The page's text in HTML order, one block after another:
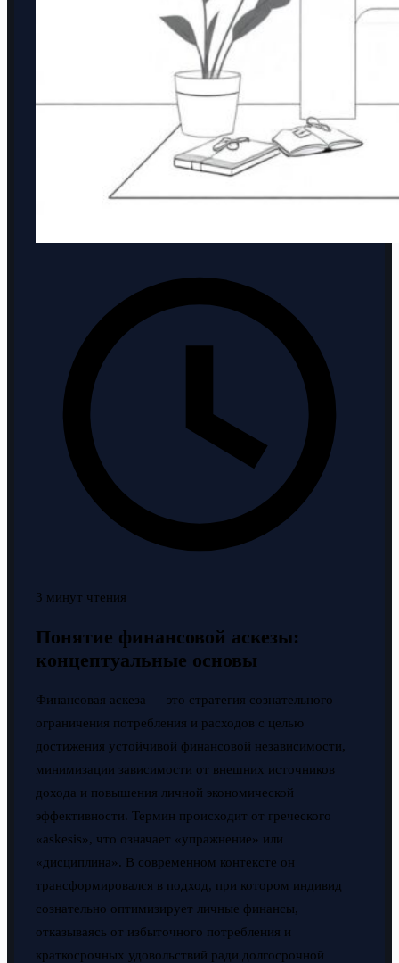
3 минут чтения
Понятие финансовой аскезы:
концептуальные основы
Финансовая аскеза — это стратегия сознательного
ограничения потребления и расходов с целью
достижения устойчивой финансовой независимости,
минимизации зависимости от внешних источников
дохода и повышения личной экономической
эффективности. Термин происходит от греческого
«askesis», что означает «упражнение» или
«дисциплина». В современном контексте он
трансформировался в подход, при котором индивид
сознательно оптимизирует личные финансы,
отказываясь от избыточного потребления и
краткосрочных удовольствий ради долгосрочной